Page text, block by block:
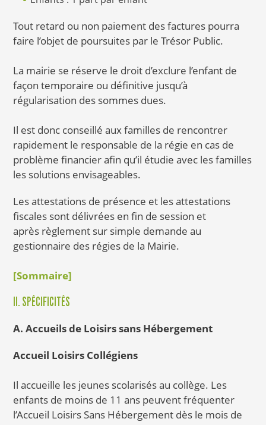
Tout retard ou non paiement des factures pourra
faire l’objet de poursuites par le Trésor Public.
La mairie se réserve le droit d’exclure l’enfant de
façon temporaire ou définitive jusqu’à
régularisation des sommes dues.
Il est donc conseillé aux familles de rencontrer
rapidement le responsable de la régie en cas de
problème financier afin qu’il étudie avec les familles
les solutions envisageables.
Les attestations de présence et les attestations
fiscales sont délivrées en fin de session et
après règlement sur simple demande au
gestionnaire des régies de la Mairie.
[Sommaire]
II. SPÉCIFICITÉS
A. Accueils de Loisirs sans Hébergement
Accueil Loisirs Collégiens
Il accueille les jeunes scolarisés au collège. Les
enfants de moins de 11 ans peuvent fréquenter
l’Accueil Loisirs Sans Hébergement dès le mois de